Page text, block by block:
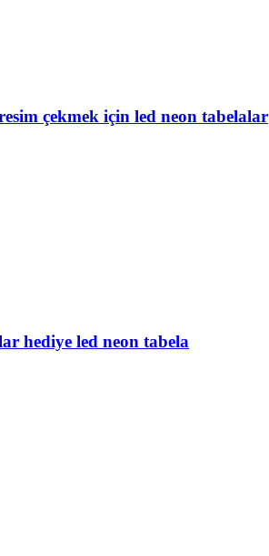
çekmek için led neon tabelalar
hediye led neon tabela